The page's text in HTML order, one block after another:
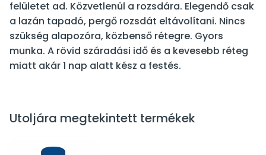
felületet ad. Közvetlenül a rozsdára. Elegendő csak
a lazán tapadó, pergő rozsdát eltávolítani. Nincs
szükség alapozóra, közbenső rétegre. Gyors
munka. A rövid száradási idő és a kevesebb réteg
miatt akár 1 nap alatt kész a festés.
Utoljára megtekintett termékek